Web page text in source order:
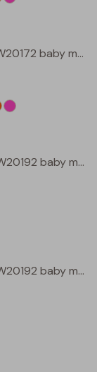
3315602 W20172 baby meisjes T-shirt lm Perzik
3315605 W20192 baby meisjes T-shirt lm Cream
3315605 W20192 baby meisjes T-shirt lm Perzik